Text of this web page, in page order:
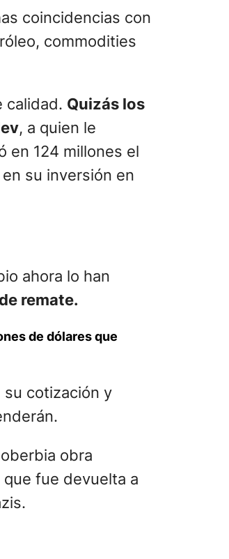
coincidencias con
commodities
calidad. Quizás los
, a quien le
en 124 millones el
su inversión en
ahora lo han
remate.
de dólares que
su cotización y
obra
fue devuelta a